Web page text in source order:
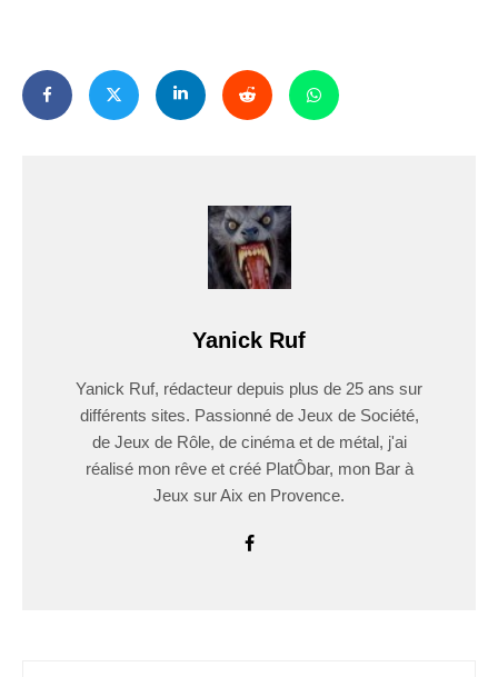
Yanick Ruf
Yanick Ruf, rédacteur depuis plus de 25 ans sur
différents sites. Passionné de Jeux de Société,
de Jeux de Rôle, de cinéma et de métal, j'ai
réalisé mon rêve et créé PlatÔbar, mon Bar à
Jeux sur Aix en Provence.